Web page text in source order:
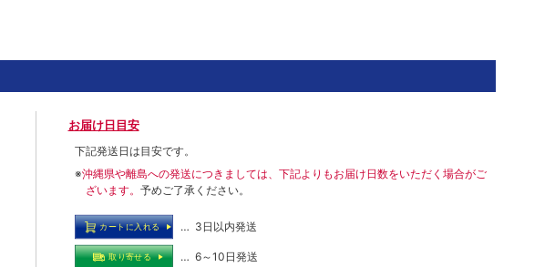
お届け日目安
下記発送日は目安です。
※沖縄県や離島への発送につきましては、下記よりもお届け日数をいただく場合がご
ざいます。 予めご了承ください。
カートに入れる … 3日以内発送
取り寄せる … 6～10日発送